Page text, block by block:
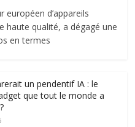
européen d’appareils
haute qualité, a dégagé une
en termes
un pendentif IA : le
que tout le monde a